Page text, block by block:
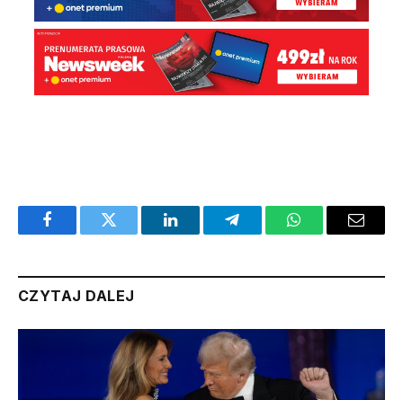
FacebookTwitter LinkedInTelegramWhatsAppEmail
CZYTAJ DALEJ